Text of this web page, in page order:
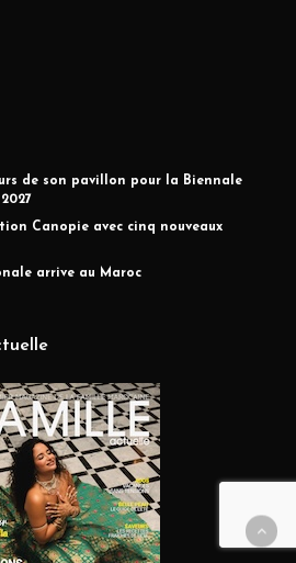
de son pavillon pour la Biennale
Canopie avec cinq nouveaux
arrive au Maroc